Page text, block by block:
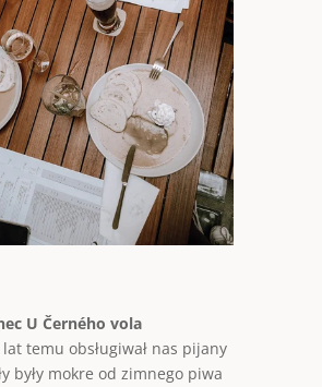
U Černého vola
temu obsługiwał nas pijany
były mokre od zimnego piwa